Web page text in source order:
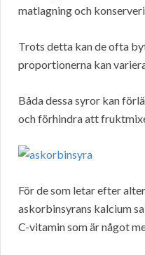
matlagning och
Trots detta kan de ofta
proportionerna kan
Båda dessa syror kan
och förhindra att
För de som letar efter
askorbinsyrans kalcium
C-vitamin som är något